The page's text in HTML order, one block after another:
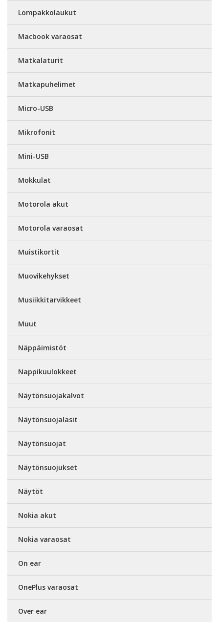
Lompakkolaukut
Macbook varaosat
Matkalaturit
Matkapuhelimet
Micro-USB
Mikrofonit
Mini-USB
Mokkulat
Motorola akut
Motorola varaosat
Muistikortit
Muovikehykset
Musiikkitarvikkeet
Muut
Näppäimistöt
Nappikuulokkeet
Näytönsuojakalvot
Näytönsuojalasit
Näytönsuojat
Näytönsuojukset
Näytöt
Nokia akut
Nokia varaosat
On ear
OnePlus varaosat
Over ear